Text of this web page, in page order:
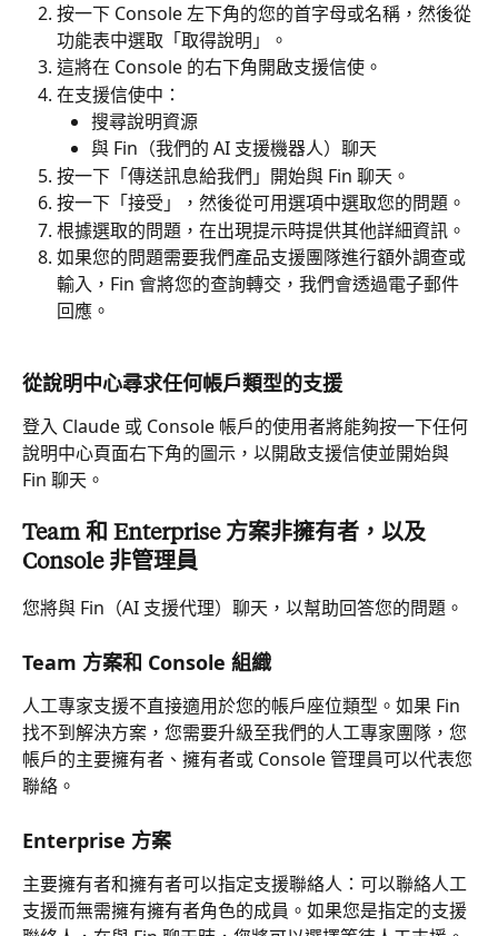
按一下 Console 左下角的您的首字母或名稱，然後從
功能表中選取「取得說明」。
這將在 Console 的右下角開啟支援信使。
在支援信使中：
搜尋說明資源
與 Fin（我們的 AI 支援機器人）聊天
按一下「傳送訊息給我們」開始與 Fin 聊天。
按一下「接受」，然後從可用選項中選取您的問題。
根據選取的問題，在出現提示時提供其他詳細資訊。
如果您的問題需要我們產品支援團隊進行額外調查或
輸入，Fin 會將您的查詢轉交，我們會透過電子郵件
回應。
從說明中心尋求任何帳戶類型的支援
登入 Claude 或 Console 帳戶的使用者將能夠按一下任何
說明中心頁面右下角的圖示，以開啟支援信使並開始與
Fin 聊天。
Team 和 Enterprise 方案非擁有者，以及
Console 非管理員
您將與 Fin（AI 支援代理）聊天，以幫助回答您的問題。
Team 方案和 Console 組織
人工專家支援不直接適用於您的帳戶座位類型。如果 Fin
找不到解決方案，您需要升級至我們的人工專家團隊，您
帳戶的主要擁有者、擁有者或 Console 管理員可以代表您
聯絡。
Enterprise 方案
主要擁有者和擁有者可以指定支援聯絡人：可以聯絡人工
支援而無需擁有擁有者角色的成員。如果您是指定的支援